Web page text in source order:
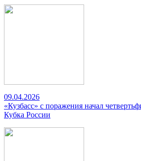
09.04.2026
«Кузбасс» с поражения начал
Кубка России